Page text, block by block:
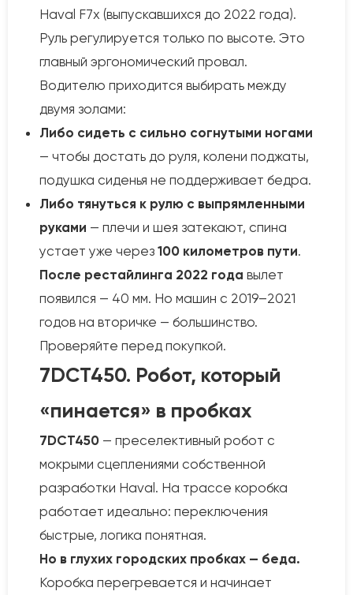
Haval F7x (выпускавшихся до 2022 года).
Руль регулируется только по высоте. Это
главный эргономический провал.
Водителю приходится выбирать между
двумя золами:
Либо сидеть с сильно согнутыми ногами
— чтобы достать до руля, колени поджаты,
подушка сиденья не поддерживает бедра.
Либо тянуться к рулю с выпрямленными
руками — плечи и шея затекают, спина
устает уже через 100 километров пути.
После рестайлинга 2022 года вылет
появился — 40 мм. Но машин с 2019–2021
годов на вторичке — большинство.
Проверяйте перед покупкой.
7DCT450. Робот, который
«пинается» в пробках
7DCT450 — преселективный робот с
мокрыми сцеплениями собственной
разработки Haval. На трассе коробка
работает идеально: переключения
быстрые, логика понятная.
Но в глухих городских пробках — беда.
Коробка перегревается и начинает